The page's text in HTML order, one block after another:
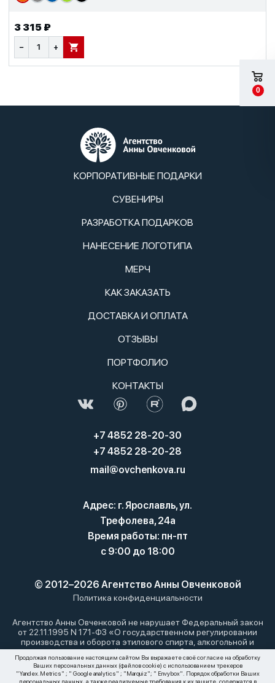
3 315 ₽
− + В КОРЗИНУ
КОРПОРАТИВНЫЕ ПОДАРКИ
СУВЕНИРЫ
РАЗРАБОТКА ПОДАРКОВ
НАНЕСЕНИЕ ЛОГОТИПА
МЕРЧ
КАК ЗАКАЗАТЬ
ДОСТАВКА И ОПЛАТА
ОТЗЫВЫ
ПОРТФОЛИО
КОНТАКТЫ
+7 4852 28-20-30
+7 4852 28-20-28
mail@ovchenkova.ru
Адрес: г. Ярославль, ул.
Трефолева, 24а
Время работы: пн-пт
с 9:00 до 18:00
Политика конфиденциальности
© 2012–2026 Агентство Анны Овченковой
Агентство Анны Овченковой не нарушает Федеральный закон
от 22.11.1995 N 171-ФЗ «О государственном регулировании
производства и оборота этилового спирта, алкогольной и
спиртосодержащей продукции и об ограничении
потребления (распития) алкогольной продукции»: мы не
осуществляем дистанционную торговлю алкоголем. Все
0
Продолжая пользование настоящим сайтом Вы выражаете своё согласие на обработку
Ваших персональных данных (файлов cookie) с использованием трекеров
"Yandex.Metrics" ; " Google analytics" ; "Marquiz"; " Envybox". Порядок обработки Ваших
персональных данных, а также реализуемые требования к их защите, содержатся в